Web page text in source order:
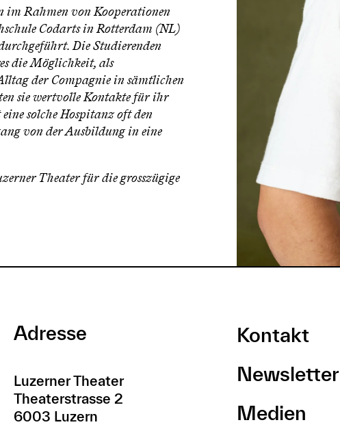
im Rahmen von Kooperationen
Codarts in Rotterdam (NL)
Die Studierenden
die Möglichkeit, als
der Compagnie in sämtlichen
sie wertvolle Kontakte für ihr
solche Hospitanz oft den
von der Ausbildung in eine
Theater für die grosszügige
Adresse
Luzerner Theater
Theaterstrasse 2
6003 Luzern
Kontakt
Newsletter
Medien